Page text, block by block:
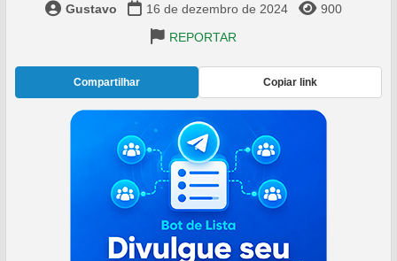
Gustavo 16 de dezembro de 2024
900
REPORTAR
Compartilhar Copiar link